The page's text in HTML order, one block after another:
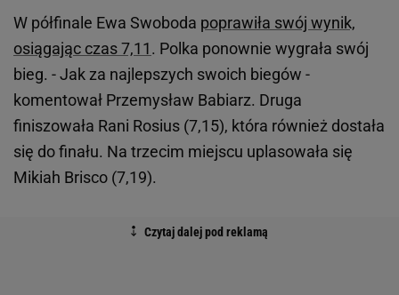
W półfinale Ewa Swoboda poprawiła swój wynik,
osiągając czas 7,11. Polka ponownie wygrała swój
bieg. - Jak za najlepszych swoich biegów -
komentował Przemysław Babiarz. Druga
finiszowała Rani Rosius (7,15), która również dostała
się do finału. Na trzecim miejscu uplasowała się
Mikiah Brisco (7,19).